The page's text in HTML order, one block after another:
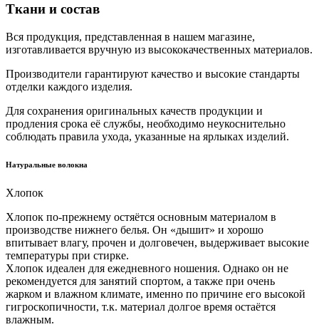
Ткани и состав
Вся продукция, представленная в нашем магазине,
изготавливается вручную из высококачественных материалов.
Производители гарантируют качество и высокие стандарты
отделки каждого изделия.
Для сохранения оригинальных качеств продукции и
продления срока её службы, необходимо неукоснительно
соблюдать правила ухода, указанные на ярлыках изделий.
Натуральные волокна
Хлопок
Хлопок по-прежнему остяётся основным материалом в
производстве нижнего белья. Он «дышит» и хорошо
впитывает влагу, прочен и долговечен, выдерживает высокие
температуры при стирке.
Хлопок идеален для ежедневного ношения. Однако он не
рекомендуется для занятий спортом, а также при очень
жарком и влажном климате, именно по причине его высокой
гигроскопичности, т.к. материал долгое время остаётся
влажным.